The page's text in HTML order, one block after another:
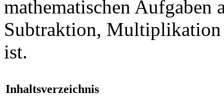
mathematischen Aufgaben
Subtraktion,
ist.
Inhaltsverzeichnis